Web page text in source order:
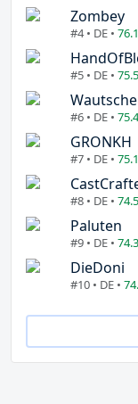
Zombey
#4 • DE •
#5 • DE •
#6 • DE •
GRONKH
#7 • DE •
#8 • DE •
Paluten
#9 • DE •
DieDoni
#10 • DE •